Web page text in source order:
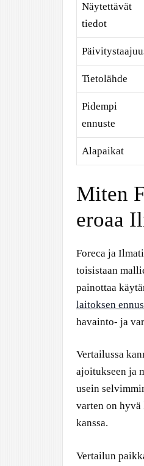
Näytettävät
tiedot
Tietolähde
Pidempi
ennuste
Alapaikat
Miten
eroaa
Foreca ja
toisistaan
painottaa
laitoksen
havainto- ja
Vertailussa
ajoitukseen ja
usein
varten on
kanssa.
Vertailun